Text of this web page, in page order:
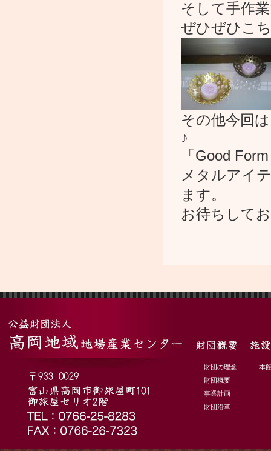
そして手作
ぜひぜひこ
その他今回
♪
「Good
メタルアイ
ます。
お待ちして
財団の理念
財団概要
事業計画
財団沿革
本